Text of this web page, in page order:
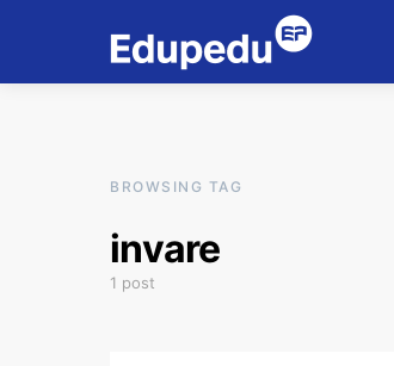
BROWSING TAG
invare
1 post